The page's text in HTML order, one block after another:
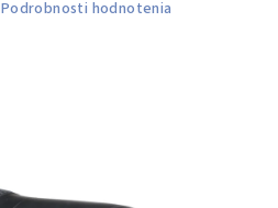
Podrobnosti hodnotenia